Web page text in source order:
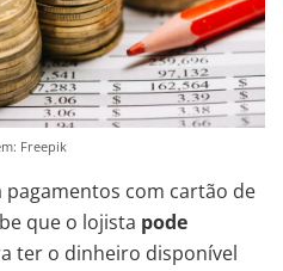
Freepik
pagamentos com cartão de
que o lojista pode
ter o dinheiro disponível